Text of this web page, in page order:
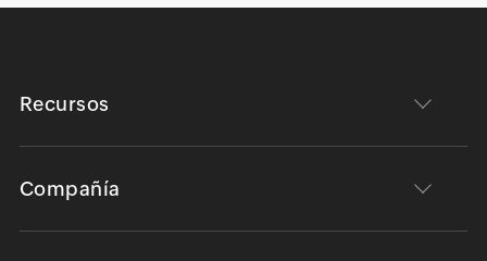
Recursos
Compañía